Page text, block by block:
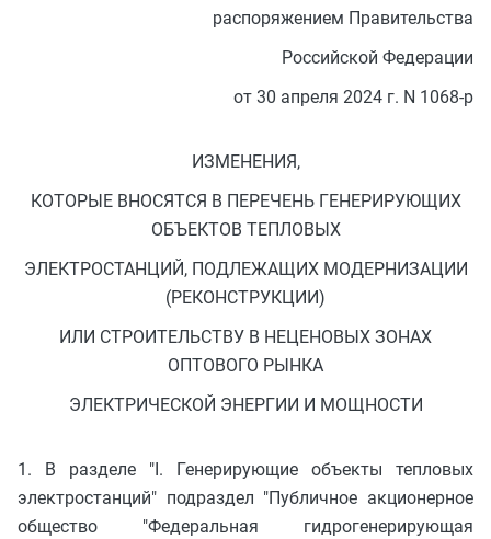
распоряжением Правительства
Российской Федерации
от 30 апреля 2024 г. N 1068-р
ИЗМЕНЕНИЯ,
КОТОРЫЕ ВНОСЯТСЯ В ПЕРЕЧЕНЬ ГЕНЕРИРУЮЩИХ
ОБЪЕКТОВ ТЕПЛОВЫХ
ЭЛЕКТРОСТАНЦИЙ, ПОДЛЕЖАЩИХ МОДЕРНИЗАЦИИ
(РЕКОНСТРУКЦИИ)
ИЛИ СТРОИТЕЛЬСТВУ В НЕЦЕНОВЫХ ЗОНАХ
ОПТОВОГО РЫНКА
ЭЛЕКТРИЧЕСКОЙ ЭНЕРГИИ И МОЩНОСТИ
1. В разделе "I. Генерирующие объекты тепловых
электростанций" подраздел "Публичное акционерное
общество "Федеральная гидрогенерирующая